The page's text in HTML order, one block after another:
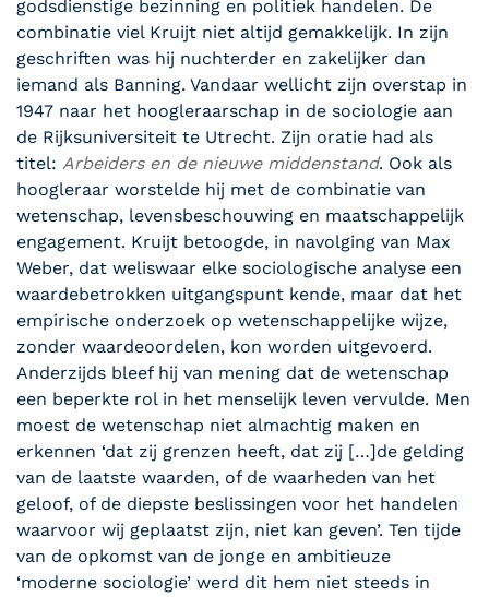
godsdienstige bezinning en politiek handelen. De
combinatie viel Kruijt niet altijd gemakkelijk. In zijn
geschriften was hij nuchterder en zakelijker dan
iemand als Banning. Vandaar wellicht zijn overstap in
1947 naar het hoogleraarschap in de sociologie aan
de Rijksuniversiteit te Utrecht. Zijn oratie had als
titel: Arbeiders en de nieuwe middenstand. Ook als
hoogleraar worstelde hij met de combinatie van
wetenschap, levensbeschouwing en maatschappelijk
engagement. Kruijt betoogde, in navolging van Max
Weber, dat weliswaar elke sociologische analyse een
waardebetrokken uitgangspunt kende, maar dat het
empirische onderzoek op wetenschappelijke wijze,
zonder waardeoordelen, kon worden uitgevoerd.
Anderzijds bleef hij van mening dat de wetenschap
een beperkte rol in het menselijk leven vervulde. Men
moest de wetenschap niet almachtig maken en
erkennen ‘dat zij grenzen heeft, dat zij […]de gelding
van de laatste waarden, of de waarheden van het
geloof, of de diepste beslissingen voor het handelen
waarvoor wij geplaatst zijn, niet kan geven’. Ten tijde
van de opkomst van de jonge en ambitieuze
‘moderne sociologie’ werd dit hem niet steeds in